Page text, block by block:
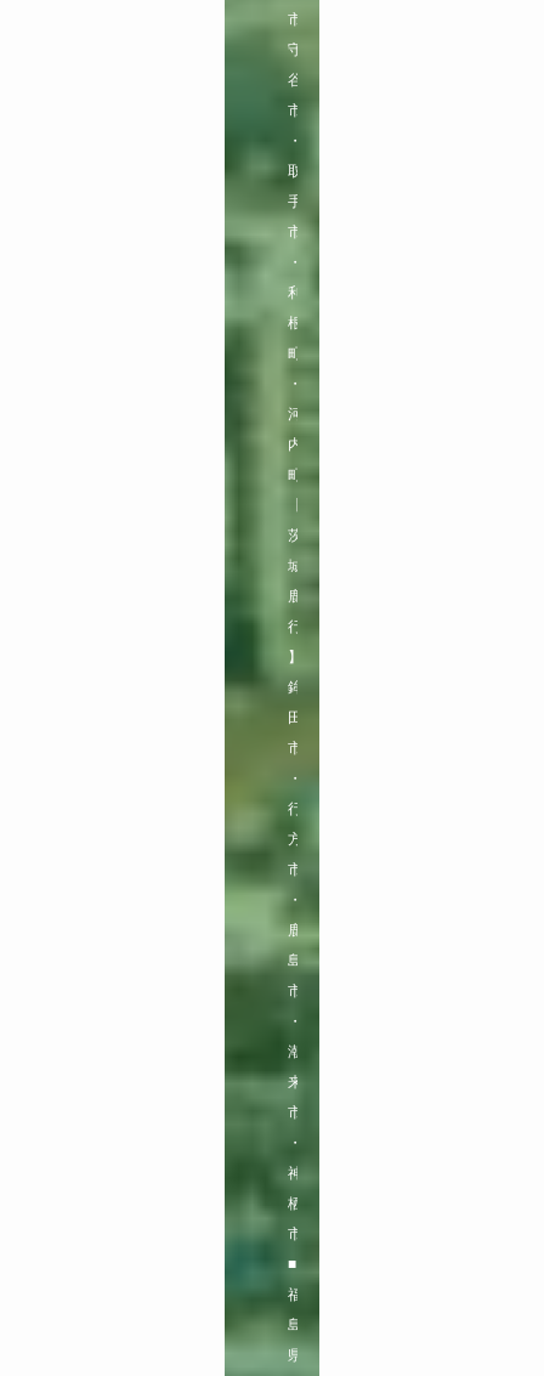
市
守
谷
市
・
取
手
市
・
利
根
町
・
河
内
町
茨
城
鹿
行
】
鉾
田
市
・
行
方
市
・
鹿
島
市
・
潮
来
市
・
神
栖
市
■
福
島
県